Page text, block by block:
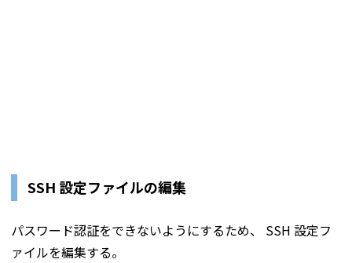
SSH 設定ファイルの編集
パスワード認証をできないようにするため、 SSH 設定フ
ァイルを編集する。